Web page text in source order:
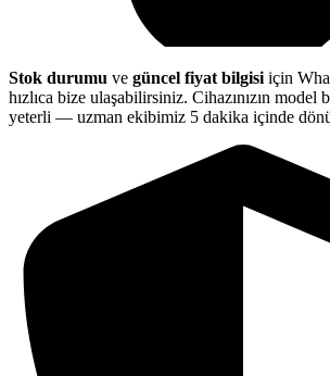
Stok durumu ve güncel fiyat bilgisi için
hızlıca bize ulaşabilirsiniz. Cihazınızın model
yeterli — uzman ekibimiz 5 dakika içinde